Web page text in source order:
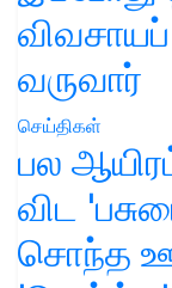
வருவார்
செய்திகள்
பல
விட
சொந்த